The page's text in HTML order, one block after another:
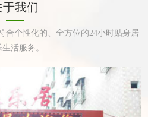
于我们
合个性化的、全方位的24小时贴身居
活服务。